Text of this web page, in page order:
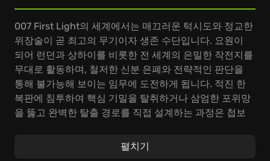
007 First Light의 세계에서는 매끄러운 턱시도와 정교한
위장술이 곧 최고의 무기이자 생존 수단입니다. 요원이
되어 런던과 상하이를 비롯한 전 세계의 은밀한 작전지를
무대로 활동하며, 철저한 신분 은폐와 전략적인 판단을
통해 불가능해 보이는 임무에 도전하게 됩니다. 적진 한
복판에 침투하여 핵심 기밀을 탈취하거나 삼엄한 포위망
을 뚫고 완벽한 탈출 경로를 직접 설계하는 과정은 첩보
Interactive A/S가 선보이는 창의적인 레벨 설계를 통해
펼치기